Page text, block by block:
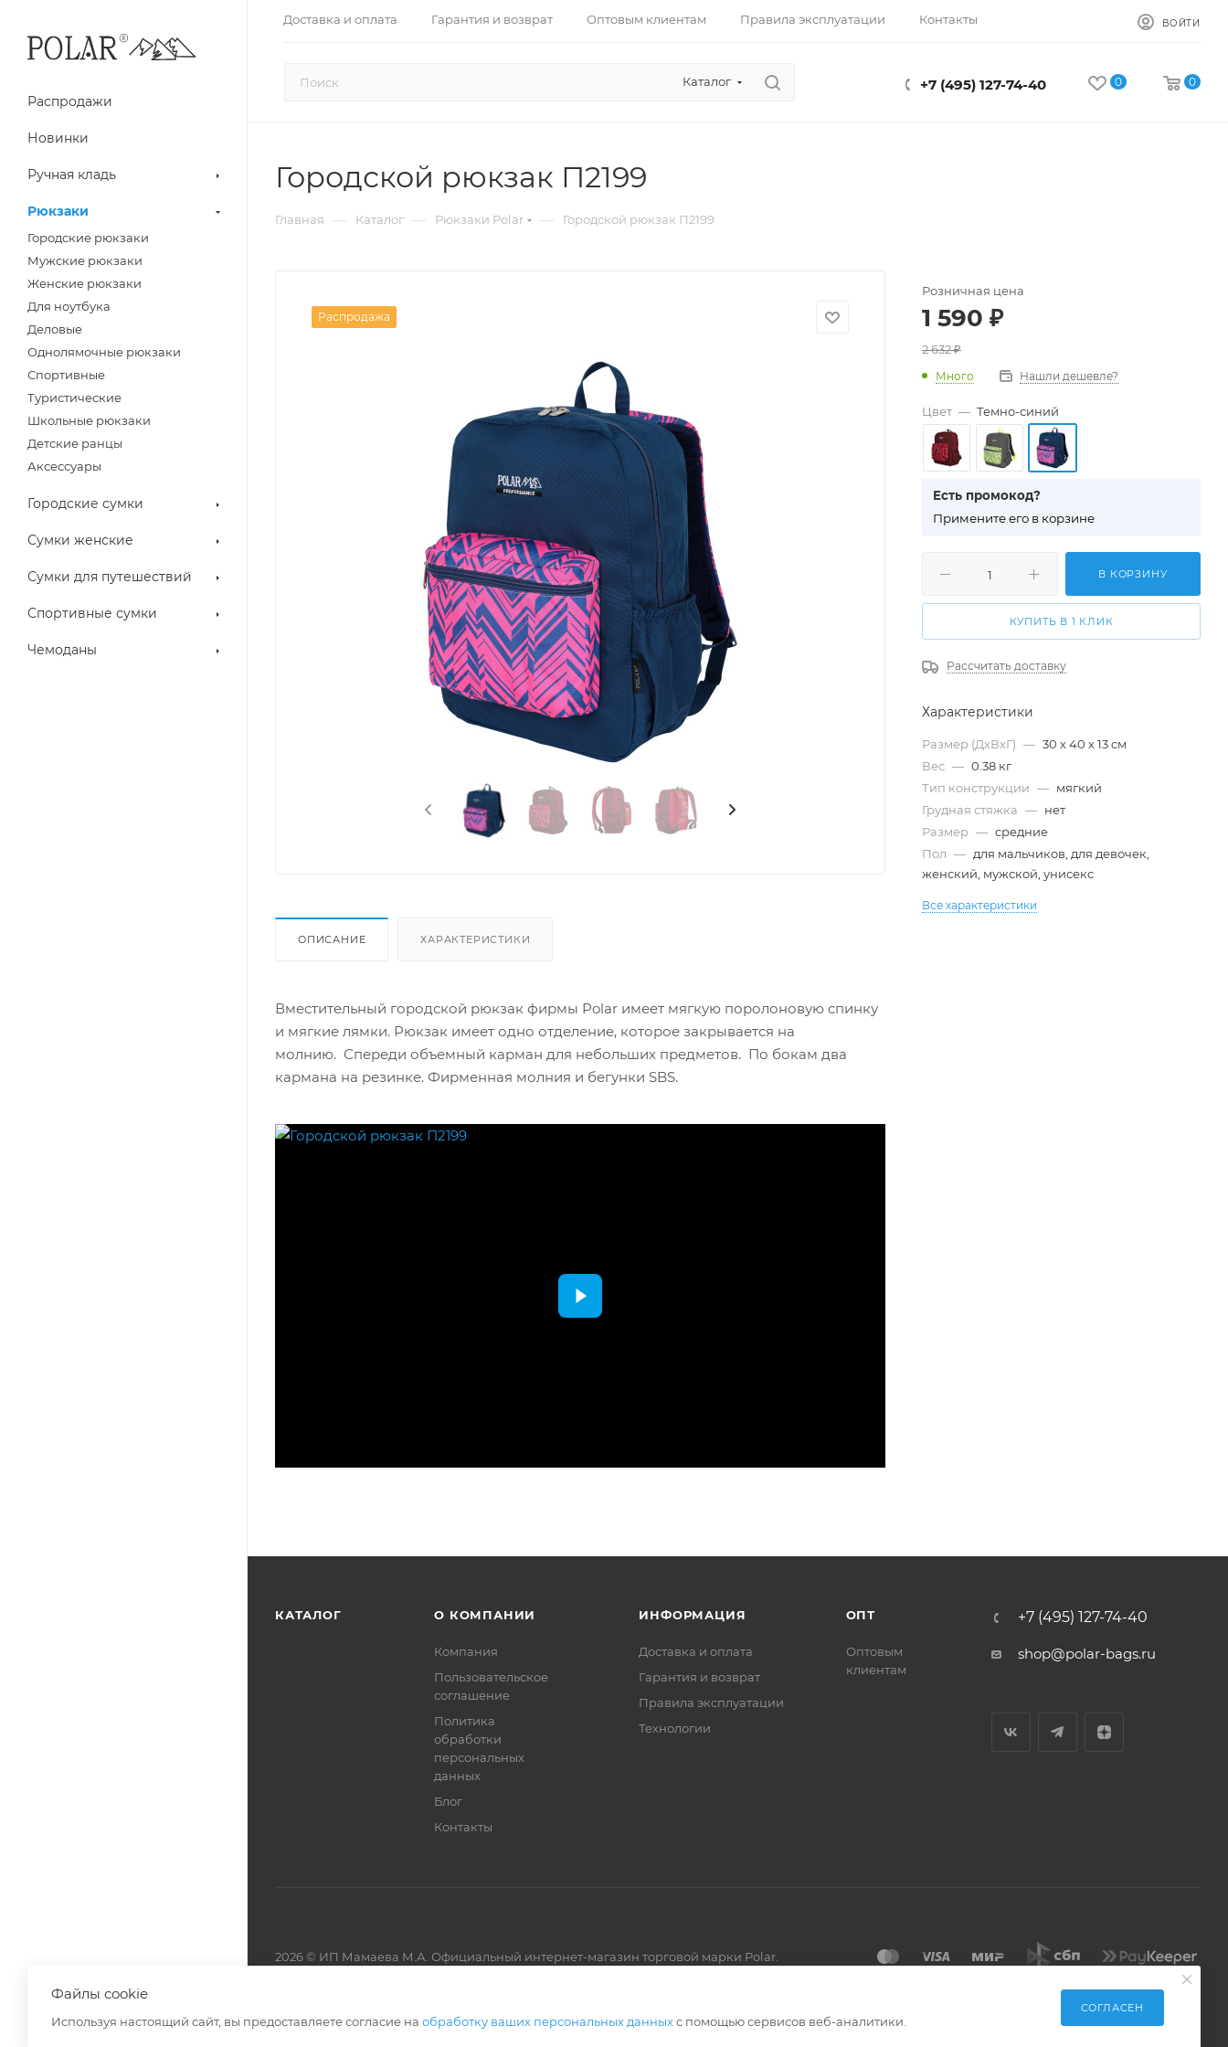
Доставка и оплата Гарантия и возврат Оптовым клиентам Правила эксплуатации Контакты ВОЙТИ
Каталог +7 (495) 127-74-40 0 0
Распродажи
Новинки
Ручная кладь
Рюкзаки
Городские рюкзаки
Мужские рюкзаки
Женские рюкзаки
Для ноутбука
Деловые
Однолямочные рюкзаки
Спортивные
Туристические
Школьные рюкзаки
Детские ранцы
Аксессуары
Городские сумки
Сумки женские
Сумки для путешествий
Спортивные сумки
Чемоданы
Городской рюкзак П2199
Главная — Каталог — Рюкзаки Polar — Городской рюкзак П2199
Распродажа
ОПИСАНИЕ ХАРАКТЕРИСТИКИ
Вместительный городской рюкзак фирмы Polar имеет мягкую поролоновую спинку
и мягкие лямки. Рюкзак имеет одно отделение, которое закрывается на
молнию. Спереди объемный карман для небольших предметов. По бокам два
кармана на резинке. Фирменная молния и бегунки SBS.
Розничная цена
1 590 ₽
2 632₽
Много Нашли дешевле?
Цвет — Темно-синий
Есть промокод?
Примените его в корзине
В КОРЗИНУ
КУПИТЬ В 1 КЛИК
Рассчитать доставку
Характеристики
Размер (ДхВхГ) — 30 х 40 х 13 см
Вес — 0.38 кг
Тип конструкции — мягкий
Грудная стяжка — нет
Размер — cредние
Пол — для мальчиков, для девочек,
женский, мужской, унисекс
Все характеристики
КАТАЛОГ О КОМПАНИИ
Компания
Пользовательское
соглашение
Политика
обработки
персональных
данных
Блог
Контакты
ИНФОРМАЦИЯ
Доставка и оплата
Гарантия и возврат
Правила эксплуатации
Технологии
ОПТ
Оптовым
клиентам
+7 (495) 127-74-40
shop@polar-bags.ru
2026 © ИП Мамаева М.А. Официальный интернет-магазин торговой марки Polar.
Файлы cookie
Используя настоящий сайт, вы предоставляете согласие на обработку ваших персональных данныхс помощью сервисов веб-аналитики.
СОГЛАСЕН